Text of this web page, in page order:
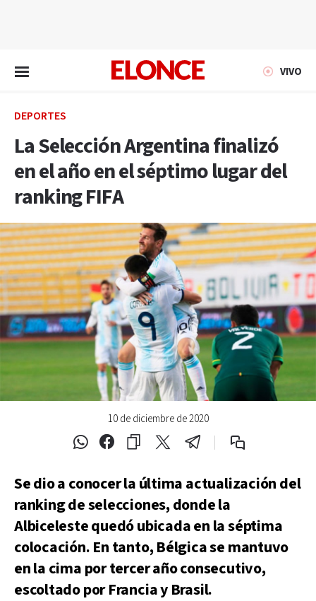
VIVO
DEPORTES
La Selección Argentina finalizó
en el año en el séptimo lugar del
ranking FIFA
10 de diciembre de 2020
Se dio a conocer la última actualización del
ranking de selecciones, donde la
Albiceleste quedó ubicada en la séptima
colocación. En tanto, Bélgica se mantuvo
en la cima por tercer año consecutivo,
escoltado por Francia y Brasil.